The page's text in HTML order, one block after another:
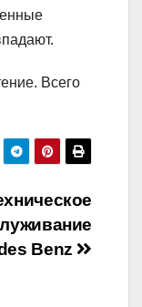
Всего
Benz